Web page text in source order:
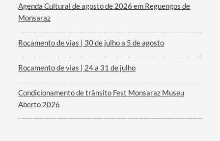
Categorias gerais
Filtros
Agenda Cultural de agosto de 2026 em Reguengos de
Monsaraz
Roçamento de vias | 30 de julho a 5 de agosto
Roçamento de vias | 24 a 31 de julho
Condicionamento de trânsito Fest Monsaraz Museu
Aberto 2026